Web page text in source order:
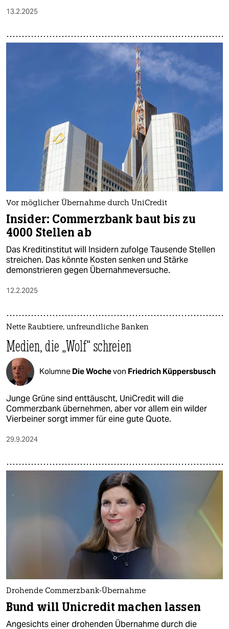
13.2.2025
Vor möglicher Übernahme durch UniCredit
Insider: Commerzbank baut bis zu
4000 Stellen ab
Das Kreditinstitut will Insidern zufolge Tausende Stellen
streichen. Das könnte Kosten senken und Stärke
demonstrieren gegen Übernahmeversuche.
12.2.2025
Nette Raubtiere, unfreundliche Banken
Medien, die „Wolf“ schreien
Kolumne Die Wochevon Friedrich Küppersbusch
Junge Grüne sind enttäuscht, UniCredit will die
Commerzbank übernehmen, aber vor allem ein wilder
Vierbeiner sorgt immer für eine gute Quote.
29.9.2024
Drohende Commerzbank-Übernahme
Bund will Unicredit machen lassen
Angesichts einer drohenden Übernahme durch die